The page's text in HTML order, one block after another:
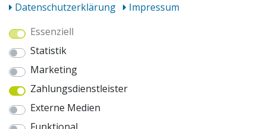
WIR VERSENDEN MIT
AUSZEICHNUNGEN & SICHERHEIT
© 2026 pentagonsports.de
Daten­schutz­erklärung
Impressum
Essenziell
Statistik
Marketing
Zahlungsdienstleister
Externe Medien